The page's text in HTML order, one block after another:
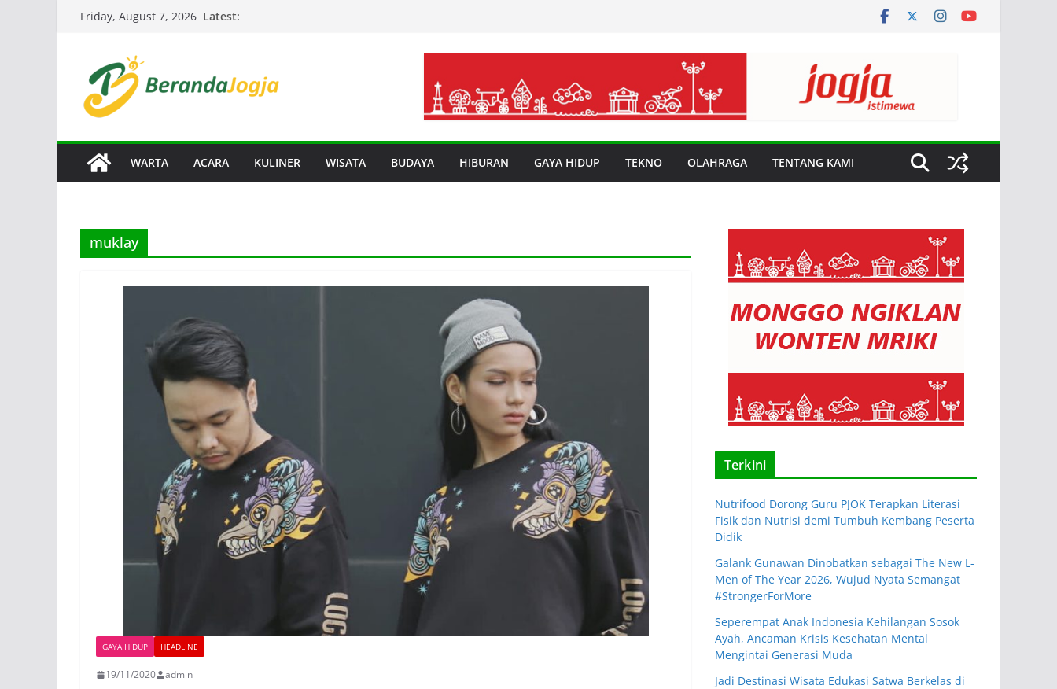
Friday, August 7, 2026 Latest:
WARTA ACARA KULINER WISATA BUDAYA HIBURAN GAYA HIDUP TEKNO OLAHRAGA TENTANG KAMI
muklay
GAYA HIDUP HEADLINE
19/11/2020 admin
Terkini
Nutrifood Dorong Guru PJOK Terapkan Literasi
Fisik dan Nutrisi demi Tumbuh Kembang Peserta
Didik
Galank Gunawan Dinobatkan sebagai The New L-
Men of The Year 2026, Wujud Nyata Semangat
#StrongerForMore
Seperempat Anak Indonesia Kehilangan Sosok
Ayah, Ancaman Krisis Kesehatan Mental
Mengintai Generasi Muda
Jadi Destinasi Wisata Edukasi Satwa Berkelas di